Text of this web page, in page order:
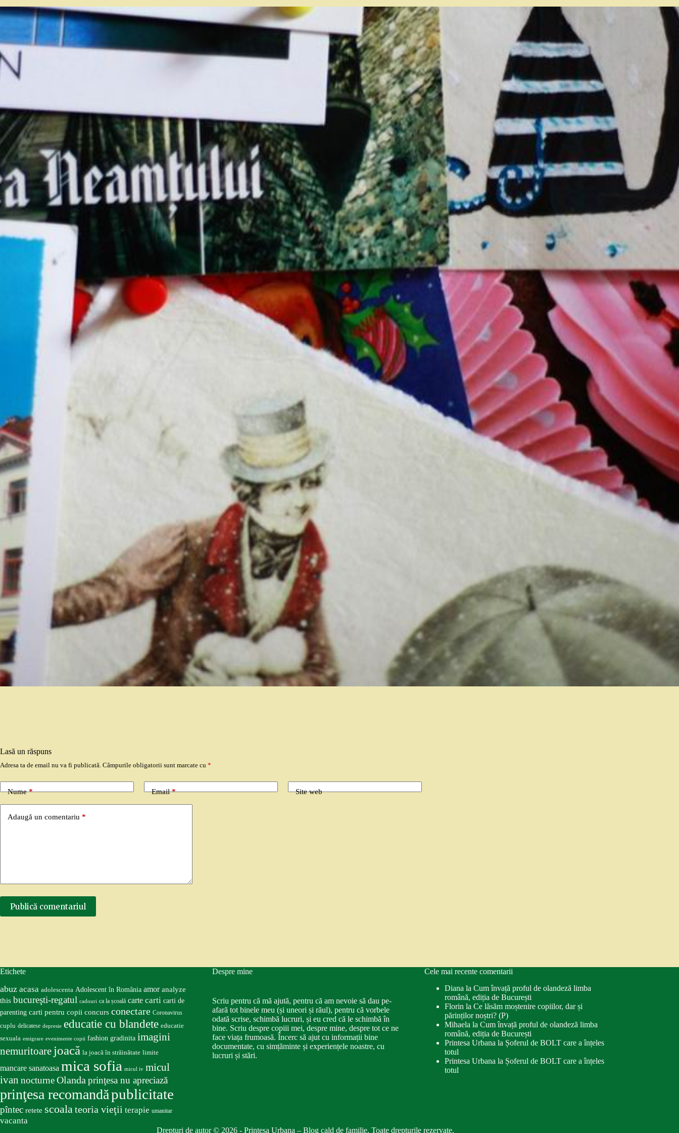
Lasă un răspuns
Adresa ta de email nu va fi publicată. Câmpurile obligatorii sunt marcate cu *
Nume* Email* Site web
Adaugă un comentariu *
Publică comentariul
Etichete
abuz acasa adolescenta Adolescent în România amor analyze
this bucureşti-regatul cadouri ca la școală carte carti carti de
parenting carti pentru copii concurs conectare Coronavirus
cuplu delicatese depresie educatie cu blandete educatie
sexuala emigrare evenimente copii fashion gradinita imagini
nemuritoare joacă la joacă în străinătate limite
mancare sanatoasa mica sofia micul iv micul
ivan nocturneOlanda prinţesa nu apreciază
prinţesa recomandăpublicitate
pîntec retete scoalateoria vieţii terapie umanitar
vacanta
Despre mine
Scriu pentru că mă ajută, pentru că am nevoie să dau pe-
afară tot binele meu (și uneori și răul), pentru că vorbele
odată scrise, schimbă lucruri, și eu cred că le schimbă în
bine. Scriu despre copiii mei, despre mine, despre tot ce ne
face viața frumoasă. Încerc să ajut cu informații bine
documentate, cu simțăminte și experiențele noastre, cu
lucruri și stări.
Cele mai recente comentarii
Diana la Cum învață proful de olandeză limba
română, ediția de București
Florin la Ce lăsăm moștenire copiilor, dar și
părinților noștri? (P)
Mihaela la Cum învață proful de olandeză limba
română, ediția de București
Printesa Urbana la Șoferul de BOLT care a înțeles
totul
Printesa Urbana la Șoferul de BOLT care a înțeles
totul
Drepturi de autor © 2026 - Printesa Urbana – Blog cald de familie. Toate drepturile rezervate.